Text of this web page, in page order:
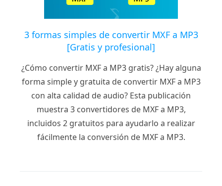
3 formas simples de convertir MXF a MP3
[Gratis y profesional]
¿Cómo convertir MXF a MP3 gratis? ¿Hay alguna
forma simple y gratuita de convertir MXF a MP3
con alta calidad de audio? Esta publicación
muestra 3 convertidores de MXF a MP3,
incluidos 2 gratuitos para ayudarlo a realizar
fácilmente la conversión de MXF a MP3.